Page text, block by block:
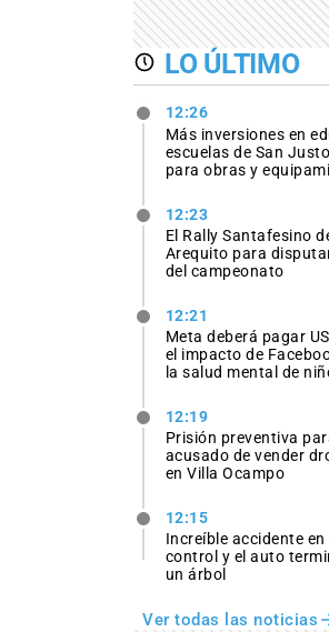
LO ÚLTIMO
12:26
Más inversiones en
escuelas de San
para obras y
12:23
El Rally Santafesino
Arequito para
del campeonato
12:21
Meta deberá pagar
el impacto de
la salud mental de
12:19
Prisión preventiva
acusado de vender
en Villa Ocampo
12:15
Increíble accidente en
control y el auto
un árbol
Ver todas las noticias